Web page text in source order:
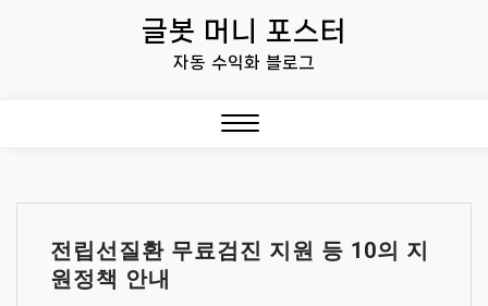
글봇 머니 포스터
자동 수익화 블로그
전립선질환 무료검진 지원 등 10의 지
원정책 안내